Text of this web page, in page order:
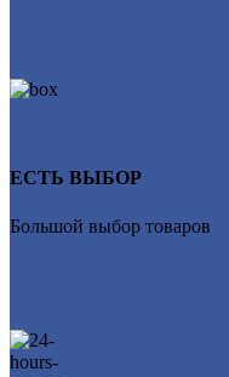
ЕСТЬ ВЫБОР
Большой выбор товаров